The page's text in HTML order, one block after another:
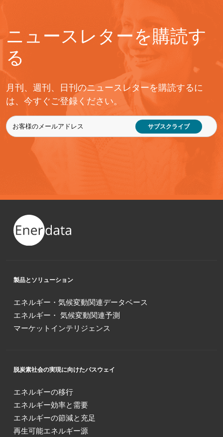
ニュースレターを購読す
る
月刊、週刊、日刊のニュースレターを購読するに
は、今すぐご登録ください。
サブスクライブ
製品とソリューション
エネルギー・気候変動関連データベース
エネルギー・ 気候変動関連予測
マーケットインテリジェンス
脱炭素社会の実現に向けたパスウェイ
エネルギーの移行
エネルギー効率と需要
エネルギーの節減と充足
再生可能エネルギー源